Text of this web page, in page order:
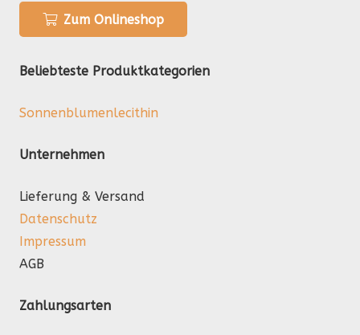
Zum Onlineshop
Beliebteste Produktkategorien
Sonnenblumenlecithin
Unternehmen
Lieferung & Versand
Datenschutz
Impressum
AGB
Zahlungsarten